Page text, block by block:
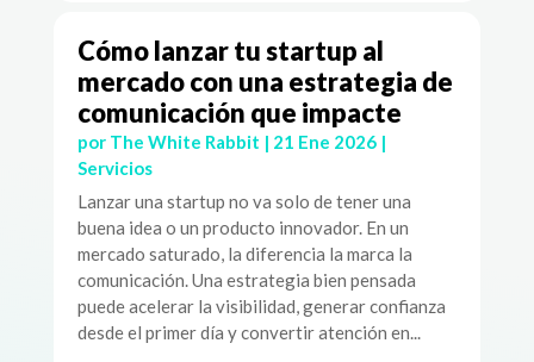
Cómo lanzar tu startup al
mercado con una estrategia de
comunicación que impacte
por The White Rabbit | 21 Ene 2026|
Servicios
Lanzar una startup no va solo de tener una
buena idea o un producto innovador. En un
mercado saturado, la diferencia la marca la
comunicación. Una estrategia bien pensada
puede acelerar la visibilidad, generar confianza
desde el primer día y convertir atención en...